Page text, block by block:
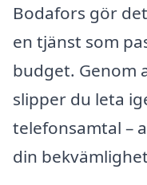
Bodafors gör
en tjänst som
budget. Genom
slipper du leta
telefonsamtal –
din